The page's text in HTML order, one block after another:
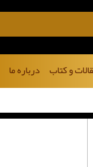
و کتاب درباره ما